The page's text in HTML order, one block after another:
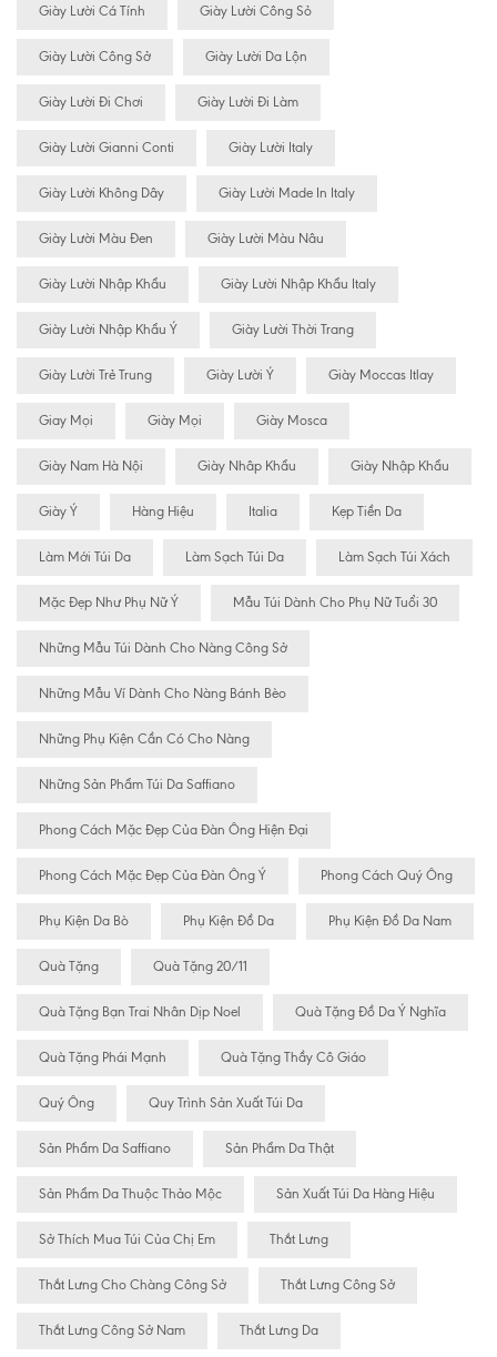
Giày Lười Cá Tính Giày Lười Công Sỏ
Giày Lười Công Sở Giày Lười Da Lộn
Giày Lười Đi Chơi Giày Lười Đi Làm
Giày Lười Gianni Conti Giày Lười Italy
Giày Lười Không Dây Giày Lười Made In Italy
Giày Lười Màu Đen Giày Lười Màu Nâu
Giày Lười Nhập Khẩu Giày Lười Nhập Khẩu Italy
Giày Lười Nhập Khẩu Ý Giày Lười Thời Trang
Giày Lười Trẻ Trung Giày Lười Ý Giày Moccas Itlay
Giay Mọi Giày Mọi Giày Mosca
Giày Nam Hà Nội Giày Nhâp Khẩu Giày Nhập Khẩu
Giày Ý Hàng Hiệu Italia Kẹp Tiền Da
Làm Mới Túi Da Làm Sạch Túi Da Làm Sạch Túi Xách
Mặc Đẹp Như Phụ Nữ Ý Mẫu Túi Dành Cho Phụ Nữ Tuổi 30
Những Mẫu Túi Dành Cho Nàng Công Sở
Những Mẫu Ví Dành Cho Nàng Bánh Bèo
Những Phụ Kiện Cần Có Cho Nàng
Những Sản Phẩm Túi Da Saffiano
Phong Cách Mặc Đẹp Của Đàn Ông Hiện Đại
Phong Cách Mặc Đẹp Của Đàn Ông Ý Phong Cách Quý Ông
Phụ Kiện Da Bò Phụ Kiện Đồ Da Phụ Kiện Đồ Da Nam
Quà Tặng Quà Tặng 20/11
Quà Tặng Bạn Trai Nhân Dịp Noel Quà Tặng Đồ Da Ý Nghĩa
Quà Tặng Phái Mạnh Quà Tặng Thầy Cô Giáo
Quý Ông Quy Trình Sản Xuất Túi Da
Sản Phẩm Da Saffiano Sản Phẩm Da Thật
Sản Phẩm Da Thuộc Thảo Mộc Sản Xuất Túi Da Hàng Hiệu
Sở Thích Mua Túi Của Chị Em Thắt Lưng
Thắt Lưng Cho Chàng Công Sở Thắt Lưng Công Sở
Thắt Lưng Công Sở Nam Thắt Lưng Da